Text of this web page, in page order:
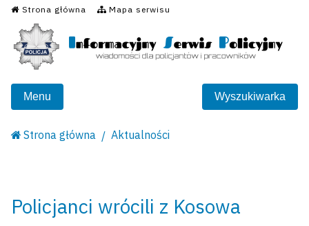
Strona główna Mapa serwisu
Menu Wyszukiwarka
Strona główna Aktualności
Policjanci wrócili z Kosowa